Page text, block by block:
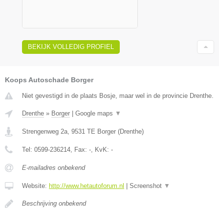
BEKIJK VOLLEDIG PROFIEL
Koops Autoschade Borger
Niet gevestigd in de plaats Bosje, maar wel in de provincie Drenthe.
Drenthe » Borger Google maps ▼
Strengenweg 2a, 9531 TE Borger (Drenthe)
Tel: 0599-236214, Fax: -, KvK: -
E-mailadres onbekend
Website: http://www.hetautoforum.nl Screenshot ▼
Beschrijving onbekend